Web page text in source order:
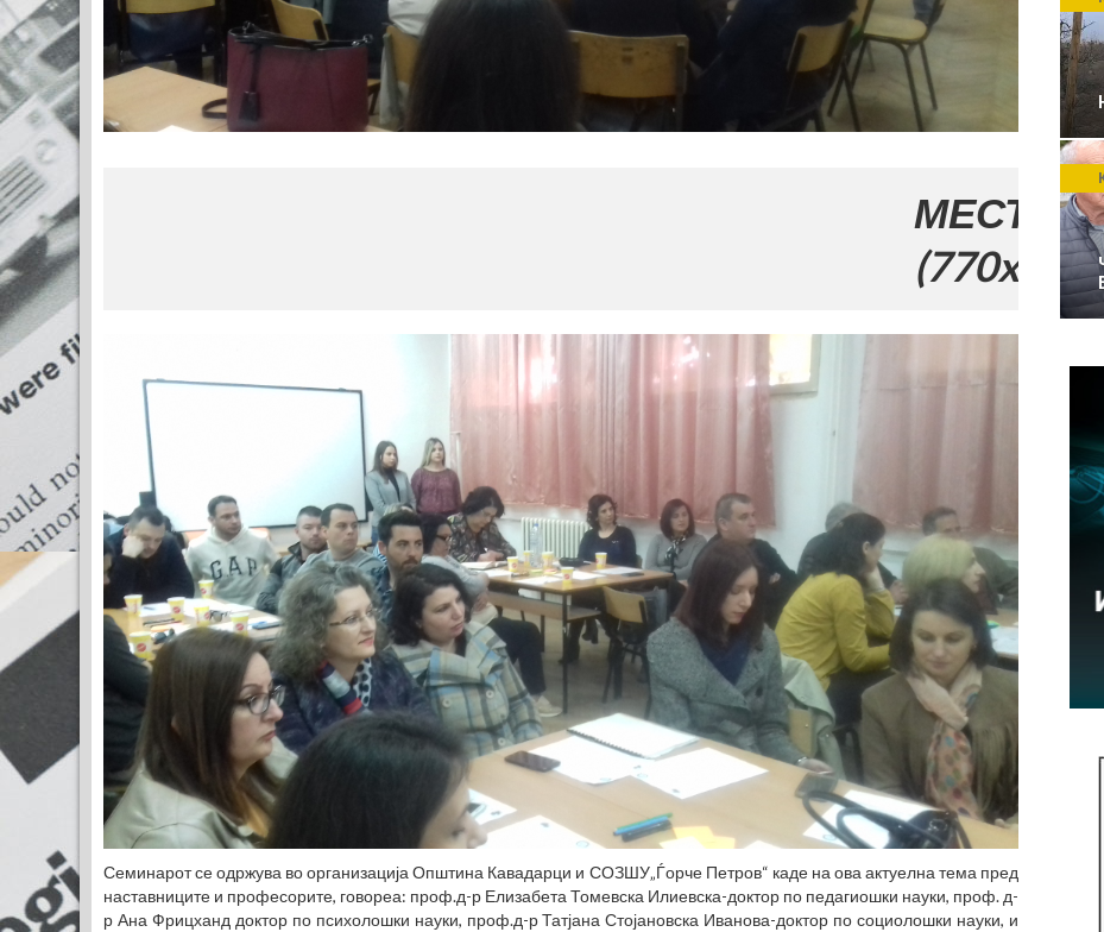
МЕСТО ЗА
Семинарот се одржува во организација Општина Кавадарци и СОЗШУ„Ѓорче Петров“ каде на ова актуелна тема пред
наставниците и професорите, говореа: проф.д-р Елизабета Томевска Илиевска-доктор по педагиошки науки, проф. д-
р Ана Фрицханд доктор по психолошки науки, проф.д-р Татјана Стојановска Иванова-доктор по социолошки науки, и